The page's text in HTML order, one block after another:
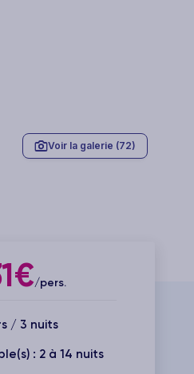
Voir la galerie (72)
/pers.
/ 3 nuits
: 2 à 14 nuits